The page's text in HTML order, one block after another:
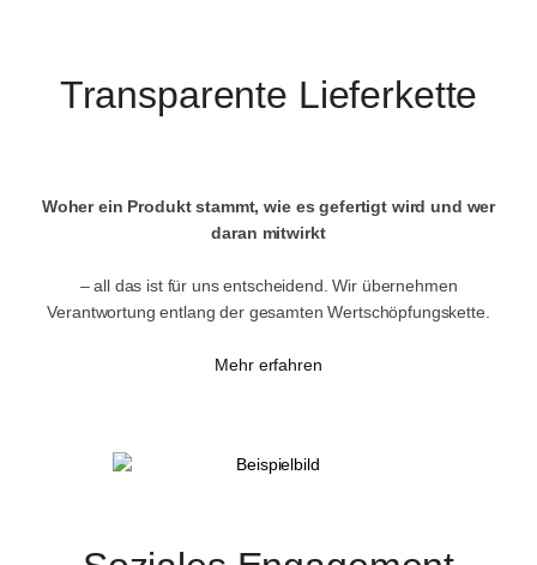
Transparente Lieferkette
Woher ein Produkt stammt, wie es gefertigt wird und wer
daran mitwirkt
– all das ist für uns entscheidend. Wir übernehmen
Verantwortung entlang der gesamten Wertschöpfungskette.
Mehr erfahren